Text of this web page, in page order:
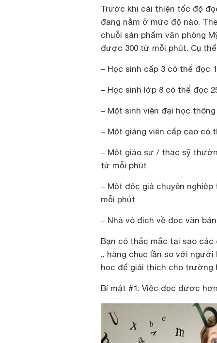
Trước khi cải thiện tốc độ
đang nằm ở mức độ nào.
chuỗi sản phẩm văn phòng
được 300 từ mỗi phút. Cụ
– Học sinh cấp 3 có thể đọc
– Học sinh lớp 8 có thể đọc
– Một sinh viên đại học
– Một giảng viên cấp cao có
– Một giáo sư / thạc sỹ
từ mỗi phút
– Một độc giả chuyên
mỗi phút
– Nhà vô địch về đọc văn
Bạn có thắc mắc tại sao
.. hàng chục lần so với
học để giải thích cho trường
Bí mật #1: Việc đọc được